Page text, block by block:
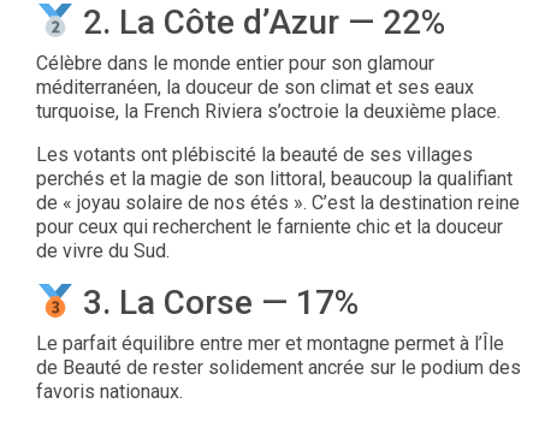
2. La Côte d’Azur — 22%
Célèbre dans le monde entier pour son glamour
méditerranéen, la douceur de son climat et ses eaux
turquoise, la French Riviera s’octroie la deuxième place.
Les votants ont plébiscité la beauté de ses villages
perchés et la magie de son littoral, beaucoup la qualifiant
de « joyau solaire de nos étés ». C’est la destination reine
pour ceux qui recherchent le farniente chic et la douceur
de vivre du Sud.
3. La Corse — 17%
Le parfait équilibre entre mer et montagne permet à l’Île
de Beauté de rester solidement ancrée sur le podium des
favoris nationaux.